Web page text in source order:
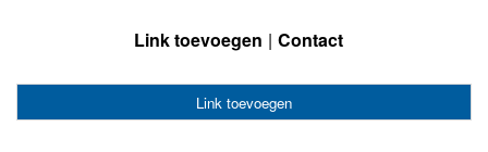
Link toevoegen Contact
Link toevoegen